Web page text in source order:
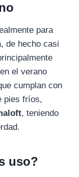
para
de hecho casi
el verano
cumplan con
pies fríos,
, teniendo
uso?